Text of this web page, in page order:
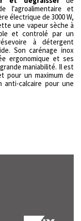
l'agroalimentaire et
électrique de 3000 W,
une vapeur sèche à
et controlé par un
à détergent
Son carénage inox
ergonomique et ses
maniabilité. Il est
pour un maximum de
calcaire pour une